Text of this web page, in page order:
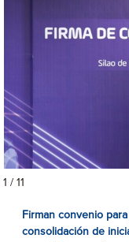
1 / 11
Firman convenio
consolidación de